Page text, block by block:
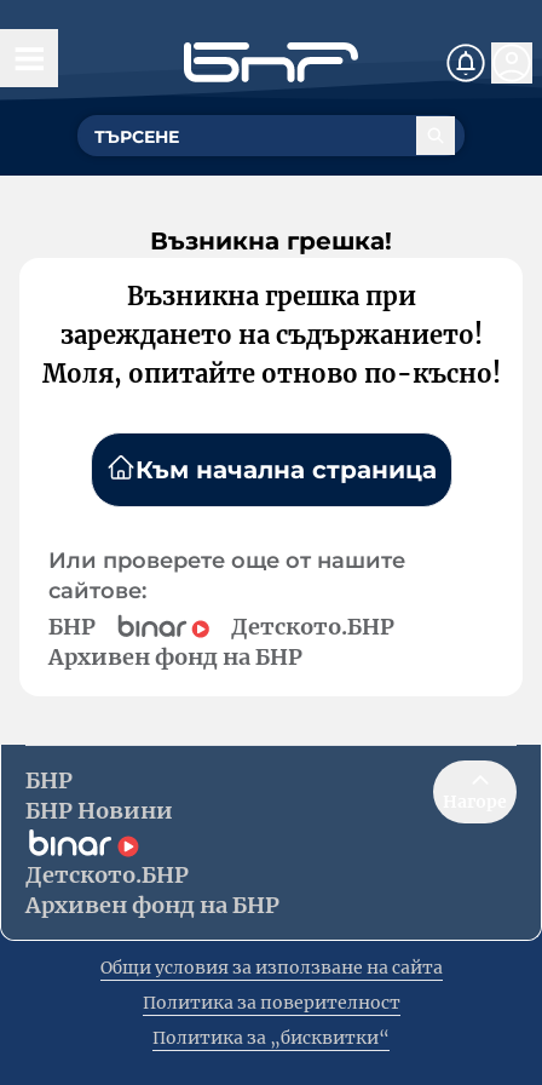
Възникна грешка!
Възникна грешка при
зареждането на съдържанието!
Моля, опитайте отново по-късно!
Към начална страница
Или проверете още от нашите
сайтове:
БНР
Детското.БНР
Архивен фонд на БНР
БНР
БНР Новини
Детското.БНР
Архивен фонд на БНР
Общи условия за използване на сайта
Политика за поверителност
Политика за „бисквитки“